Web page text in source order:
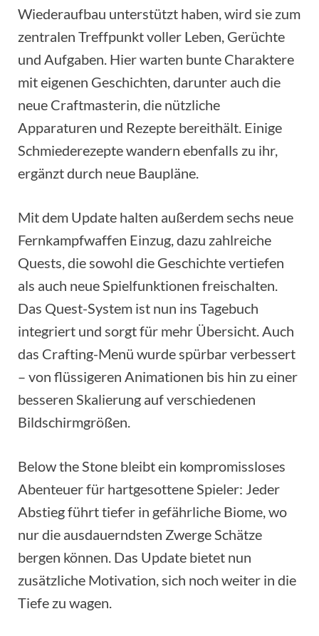
Wiederaufbau unterstützt haben, wird sie zum
zentralen Treffpunkt voller Leben, Gerüchte
und Aufgaben. Hier warten bunte Charaktere
mit eigenen Geschichten, darunter auch die
neue Craftmasterin, die nützliche
Apparaturen und Rezepte bereithält. Einige
Schmiederezepte wandern ebenfalls zu ihr,
ergänzt durch neue Baupläne.
Mit dem Update halten außerdem sechs neue
Fernkampfwaffen Einzug, dazu zahlreiche
Quests, die sowohl die Geschichte vertiefen
als auch neue Spielfunktionen freischalten.
Das Quest-System ist nun ins Tagebuch
integriert und sorgt für mehr Übersicht. Auch
das Crafting-Menü wurde spürbar verbessert
– von flüssigeren Animationen bis hin zu einer
besseren Skalierung auf verschiedenen
Bildschirmgrößen.
Below the Stone bleibt ein kompromissloses
Abenteuer für hartgesottene Spieler: Jeder
Abstieg führt tiefer in gefährliche Biome, wo
nur die ausdauerndsten Zwerge Schätze
bergen können. Das Update bietet nun
zusätzliche Motivation, sich noch weiter in die
Tiefe zu wagen.